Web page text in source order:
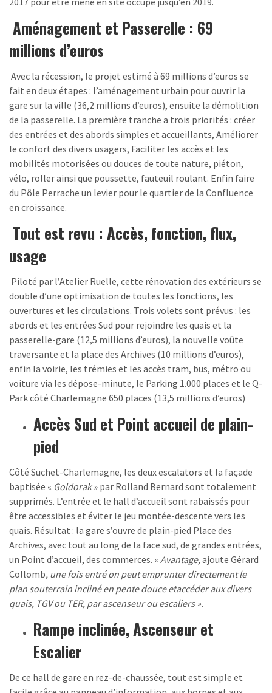
Aménagement et Passerelle : 69
millions d’euros
Avec la récession, le projet estimé à 69 millions d’euros se
fait en deux étapes : l’aménagement urbain pour ouvrir la
gare sur la ville (36,2 millions d’euros), ensuite la démolition
de la passerelle. La première tranche a trois priorités : créer
des entrées et des abords simples et accueillants, Améliorer
le confort des divers usagers, Faciliter les accès et les
mobilités motorisées ou douces de toute nature, piéton,
vélo, roller ainsi que poussette, fauteuil roulant. Enfin faire
du Pôle Perrache un levier pour le quartier de la Confluence
en croissance.
Tout est revu : Accès, fonction, flux,
usage
Piloté par l’Atelier Ruelle, cette rénovation des extérieurs se
double d’une optimisation de toutes les fonctions, les
ouvertures et les circulations. Trois volets sont prévus : les
abords et les entrées Sud pour rejoindre les quais et la
passerelle-gare (12,5 millions d’euros), la nouvelle voûte
traversante et la place des Archives (10 millions d’euros),
enfin la voirie, les trémies et les accès tram, bus, métro ou
voiture via les dépose-minute, le Parking 1.000 places et le Q-
Park côté Charlemagne 650 places (13,5 millions d’euros)
Accès Sud et Point accueil de plain-
pied
Côté Suchet-Charlemagne, les deux escalators et la façade
baptisée « Goldorak» par Rolland Bernard sont totalement
supprimés. L’entrée et le hall d’accueil sont rabaissés pour
être accessibles et éviter le jeu montée-descente vers les
quais. Résultat : la gare s’ouvre de plain-pied Place des
Archives, avec tout au long de la face sud, de grandes entrées,
un Point d’accueil, des commerces. « Avantage,ajoute Gérard
Collomb, une fois entré on peut emprunter directement le
plan souterrain incliné en pente douce etaccéder aux divers
quais, TGV ou TER, par ascenseur ou escaliers ».
Rampe inclinée, Ascenseur et
Escalier
De ce hall de gare en rez-de-chaussée, tout est simple et